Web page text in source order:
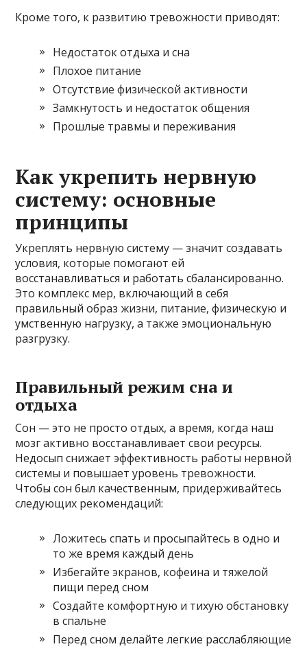
Кроме того, к развитию тревожности приводят:
Недостаток отдыха и сна
Плохое питание
Отсутствие физической активности
Замкнутость и недостаток общения
Прошлые травмы и переживания
Как укрепить нервную
систему: основные
принципы
Укреплять нервную систему — значит создавать
условия, которые помогают ей
восстанавливаться и работать сбалансированно.
Это комплекс мер, включающий в себя
правильный образ жизни, питание, физическую и
умственную нагрузку, а также эмоциональную
разгрузку.
Правильный режим сна и
отдыха
Сон — это не просто отдых, а время, когда наш
мозг активно восстанавливает свои ресурсы.
Недосып снижает эффективность работы нервной
системы и повышает уровень тревожности.
Чтобы сон был качественным, придерживайтесь
следующих рекомендаций:
Ложитесь спать и просыпайтесь в одно и
то же время каждый день
Избегайте экранов, кофеина и тяжелой
пищи перед сном
Создайте комфортную и тихую обстановку
в спальне
Перед сном делайте легкие расслабляющие